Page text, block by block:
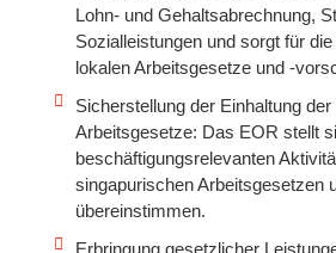
Lohn- und Gehaltsabrechnung,
Sozialleistungen und sorgt für
lokalen Arbeitsgesetze und -
Sicherstellung der Einhaltung der
Arbeitsgesetze: Das EOR stellt
beschäftigungsrelevanten
singapurischen Arbeitsgesetzen
übereinstimmen.
Erbringung gesetzlicher